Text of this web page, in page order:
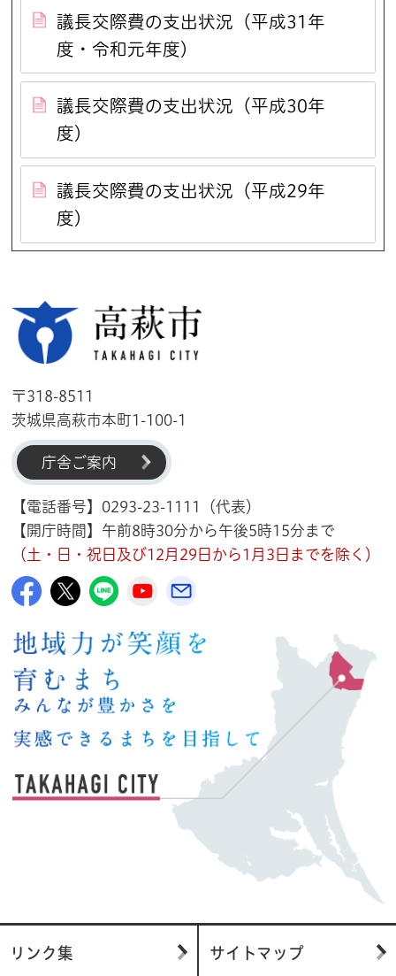
議長交際費の支出状況（平成31年
度・令和元年度）
議長交際費の支出状況（平成30年
度）
議長交際費の支出状況（平成29年
度）
〒318-8511
茨城県高萩市本町1-100-1
庁舎ご案内
【電話番号】0293-23-1111（代表）
【開庁時間】午前8時30分から午後5時15分まで
（土・日・祝日及び12月29日から1月3日までを除く）
高萩市公式Facebook
高萩市公式X
高萩市公式LINE
高萩市YouTube公式チャンネル
リンク集 サイトマップ